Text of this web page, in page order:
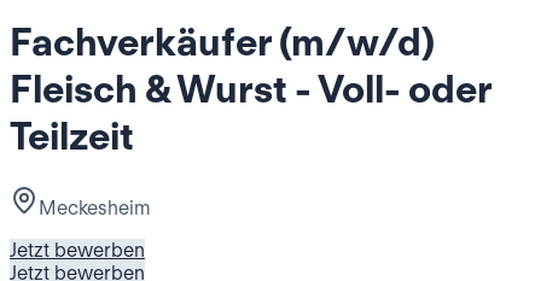
Fachverkäufer (m/w/d)
Fleisch & Wurst - Voll- oder
Teilzeit
Meckesheim
Jetzt bewerben
Jetzt bewerben